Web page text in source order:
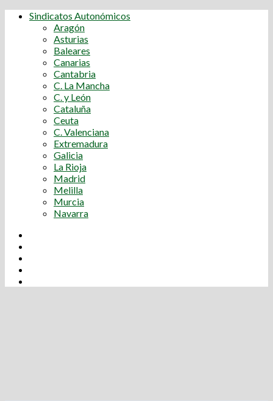
Sindicatos Autonómicos
Aragón
Asturias
Baleares
Canarias
Cantabria
C. La Mancha
C. y León
Cataluña
Ceuta
C. Valenciana
Extremadura
Galicia
La Rioja
Madrid
Melilla
Murcia
Navarra
fb